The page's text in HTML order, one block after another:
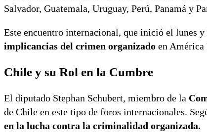
Salvador, Guatemala, Uruguay, Perú, Panamá y
Este encuentro internacional, que inició el lunes
implicancias del crimen organizado en
Chile y su Rol en la Cumbre
El diputado Stephan Schubert, miembro de la
de Chile en este tipo de foros internacionales.
en la lucha contra la criminalidad organizada.